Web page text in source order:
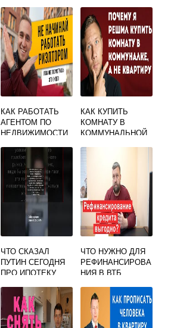
КАК РАБОТАТЬ
АГЕНТОМ ПО
НЕДВИЖИМОСТИ
РАБОТЫ ОТЗЫВЫ
КАК КУПИТЬ
КОМНАТУ В
КОММУНАЛЬНОЙ
ПОШАГОВАЯ
ИНСТРУКЦИЯ
ЧТО СКАЗАЛ
ПУТИН СЕГОДНЯ
ПРО ИПОТЕКУ
ЧТО НУЖНО ДЛЯ
РЕФИНАНСИРОВА
НИЯ В ВТБ